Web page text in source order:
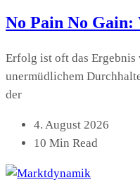
No Pain No Gain:
Erfolg ist oft das Ergebnis
unermüdlichem
der
4. August 2026
10 Min Read